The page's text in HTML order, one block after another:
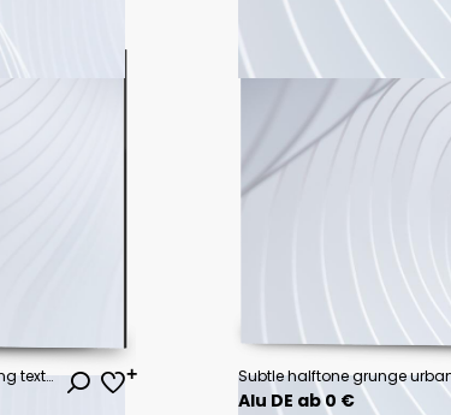
white canvas texture cardboard paper packing texture background
Alu DE ab 0 €